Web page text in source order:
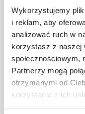
Wykorzystujemy
i reklam, aby
analizować ruch w
korzystasz z naszej
społecznościowym,
Partnerzy mogą
otrzymanymi od
korzystania z ich
Производ је